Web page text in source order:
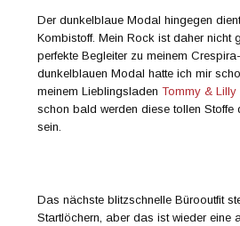
Der dunkelblaue Modal hingegen
Kombistoff. Mein Rock ist daher nicht
perfekte Begleiter zu meinem
dunkelblauen Modal hatte ich mir
meinem LieblingsladenTommy & Lilly
schon bald werden diese tollen Stoffe
sein.
Das nächste blitzschnelle Bürooutfit
Startlöchern, aber das ist wieder eine